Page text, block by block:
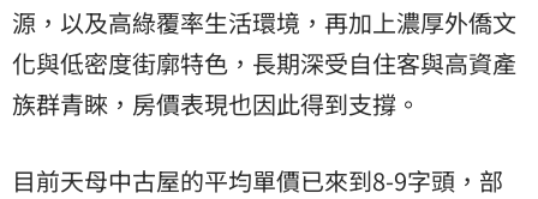
源，以及高綠覆率生活環境，再加上濃厚外僑文
化與低密度街廓特色，長期深受自住客與高資產
族群青睞，房價表現也因此得到支撐。
目前天母中古屋的平均單價已來到8-9字頭，部